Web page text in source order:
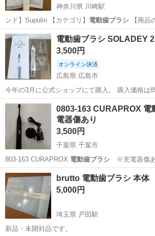
神奈川県 川崎駅
ンド】Supulin 【カテゴリ】 電動歯ブラシ【商品
ラー】…
神奈川 川崎市 川崎駅
電動歯ブラシ SOLADEY 2
3,500円
オンライン決済
広島県 広島市
今年の3月に公式ショップにて購入。 購入価格は
ほど使用。 他商品に乗り換えのため出品いたし
済、除菌清掃済み ※付属品全て揃ってます ※歯
を1つお付けいたします...
広島 広島市
0803-163 CURAPROX
電器傷あり
3,500円
千葉県 千葉市
803-163 CURAPROX 電動歯ブラシ
千葉 千葉市 美容家電 電動歯ブラシ
brutto 電動歯ブラシ 本体
5,000円
埼玉県 戸田駅
新品・未開封品です。